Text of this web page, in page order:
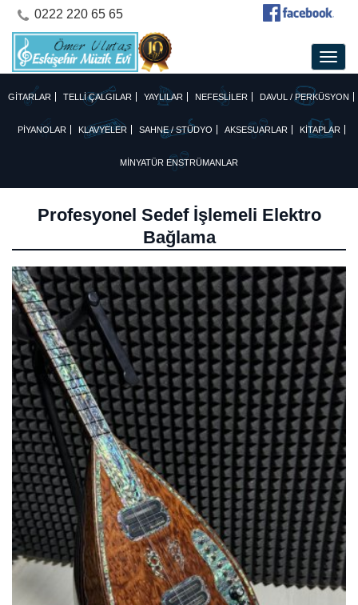
0222 220 65 65
GİTARLAR TELLİ ÇALGILAR YAYLILAR NEFESLİLER DAVUL / PERKÜSYON
PİYANOLAR KLAVYELER SAHNE / STÜDYO AKSESUARLAR KİTAPLAR
MİNYATÜR ENSTRÜMANLAR
Profesyonel Sedef İşlemeli Elektro
Bağlama